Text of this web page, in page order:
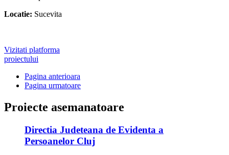
Locatie: Sucevita
Vizitati platforma
proiectului
Pagina anterioara
Pagina urmatoare
Proiecte asemanatoare
Directia Judeteana de Evidenta a
Persoanelor Cluj